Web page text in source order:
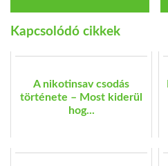
Kapcsolódó cikkek
A nikotinsav csodás
története – Most kiderül
hog...